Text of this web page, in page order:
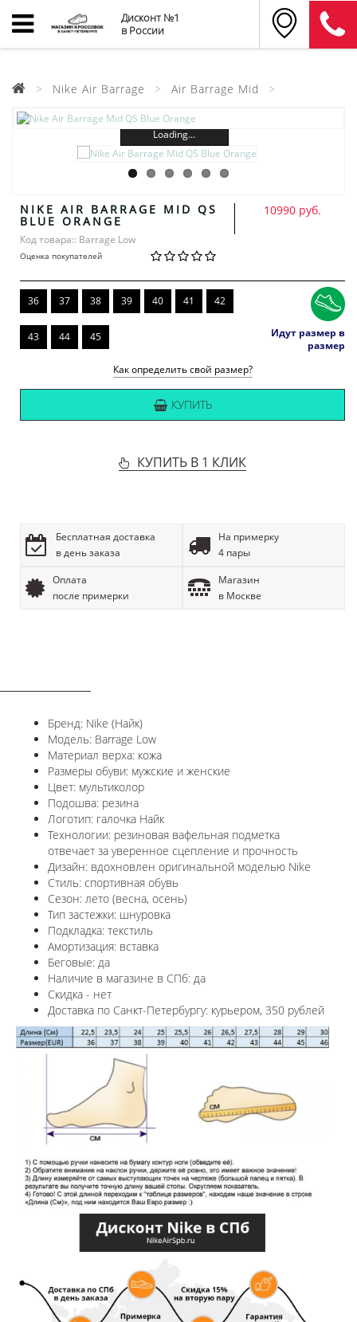
Дисконт №1
в России
Nike Air Barrage Air Barrage Mid
Loading...
NIKE AIR BARRAGE MID QS
BLUE ORANGE
Код товара:: Barrage Low
Оценка покупателей
10990 руб.
36 37 38 39 40 41 42
43 44 45
Идут размер в
размер
Как определить свой размер?
КУПИТЬ
КУПИТЬ В 1 КЛИК
Бесплатная доставка
в день заказа
На примерку
4 пары
Оплата
после примерки
Магазин
в Москве
Бренд: Nike (Найк)
Модель: Barrage Low
Материал верха: кожа
Размеры обуви: мужские и женские
Цвет: мультиколор
Подошва: резина
Логотип: галочка Найк
Технологии: резиновая вафельная подметка
отвечает за уверенное сцепление и прочность
Дизайн: вдохновлен оригинальной моделью Nike
Стиль: спортивная обувь
Сезон: лето (весна, осень)
Тип застежки: шнуровка
Подкладка: текстиль
Амортизация: вставка
Беговые: да
Наличие в магазине в СПб: да
Скидка - нет
Доставка по Санкт-Петербургу: курьером, 350 рублей